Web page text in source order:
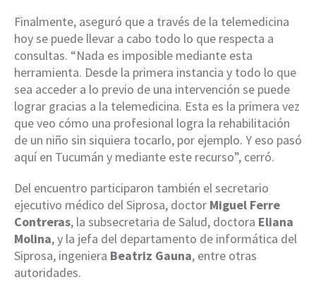
Finalmente, aseguró que a través de la telemedicina
hoy se puede llevar a cabo todo lo que respecta a
consultas. “Nada es imposible mediante esta
herramienta. Desde la primera instancia y todo lo que
sea acceder a lo previo de una intervención se puede
lograr gracias a la telemedicina. Esta es la primera vez
que veo cómo una profesional logra la rehabilitación
de un niño sin siquiera tocarlo, por ejemplo. Y eso pasó
aquí en Tucumán y mediante este recurso”, cerró.
Del encuentro participaron también el secretario
ejecutivo médico del Siprosa, doctor Miguel Ferre
Contreras, la subsecretaria de Salud, doctora Eliana
Molina, y la jefa del departamento de informática del
Siprosa, ingeniera Beatriz Gauna, entre otras
autoridades.